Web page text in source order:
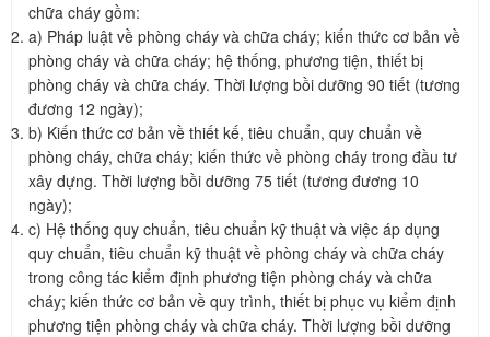
chữa cháy gồm:
a) Pháp luật về phòng cháy và chữa cháy; kiến thức cơ bản về
phòng cháy và chữa cháy; hệ thống, phương tiện, thiết bị
phòng cháy và chữa cháy. Thời lượng bồi dưỡng 90 tiết (tương
đương 12 ngày);
b) Kiến thức cơ bản về thiết kế, tiêu chuẩn, quy chuẩn về
phòng cháy, chữa cháy; kiến thức về phòng cháy trong đầu tư
xây dựng. Thời lượng bồi dưỡng 75 tiết (tương đương 10
ngày);
c) Hệ thống quy chuẩn, tiêu chuẩn kỹ thuật và việc áp dụng
quy chuẩn, tiêu chuẩn kỹ thuật về phòng cháy và chữa cháy
trong công tác kiểm định phương tiện phòng cháy và chữa
cháy; kiến thức cơ bản về quy trình, thiết bị phục vụ kiểm định
phương tiện phòng cháy và chữa cháy. Thời lượng bồi dưỡng